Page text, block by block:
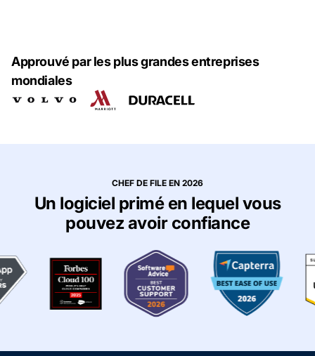
Approuvé par les plus grandes entreprises
mondiales
CHEF DE FILE EN 2026
Un logiciel primé en lequel vous
pouvez avoir confiance